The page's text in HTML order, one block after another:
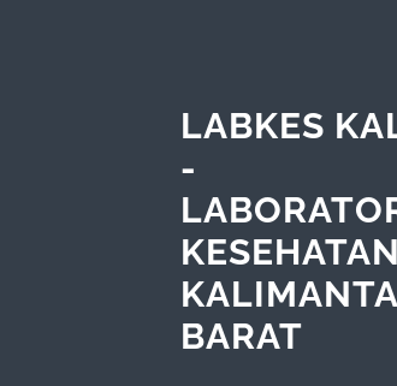
LABKES
-
KESEHATAN
BARAT